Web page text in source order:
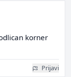
korner
Prijavi